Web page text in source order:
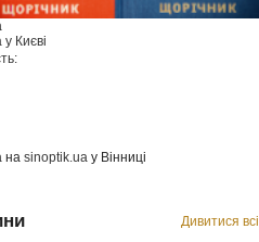
у Києві
наsinoptik.ua у Вінниці
Дивитися всі